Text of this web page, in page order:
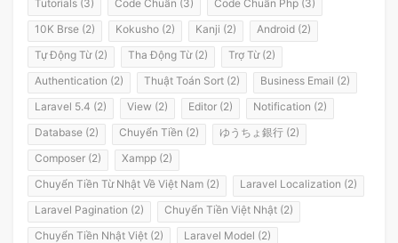
Tutorials (3)
Code Chuẩn (3)
Code Chuẩn Php (3)
10K Brse (2)
Kokusho (2) Kanji (2)
Android (2)
Tự Động Từ (2)
Tha Động Từ (2)
Trợ Từ (2)
Authentication (2)
Thuật Toán Sort (2)
Business Email (2)
Laravel 5.4 (2)
View (2) Editor (2)
Notification (2)
Database (2)
Chuyển Tiền (2)
ゆうちょ銀行 (2)
Composer (2)
Xampp (2)
Chuyển Tiền Từ Nhật Về Việt Nam (2)
Laravel Localization (2)
Laravel Pagination (2)
Chuyển Tiền Việt Nhật (2)
Chuyển Tiền Nhật Việt (2)
Laravel Model (2)